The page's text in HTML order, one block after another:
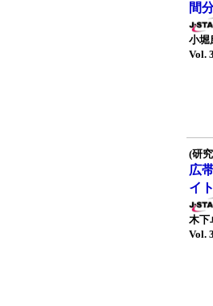
間
小堀
Vol.
(研
広
イ
木下
Vol.